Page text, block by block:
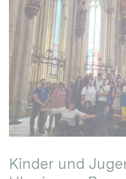
Kinder und